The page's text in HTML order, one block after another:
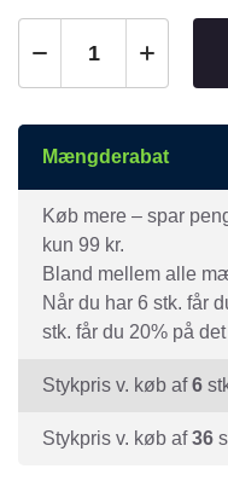
Mængderabat
Køb mere – spar
kun 99 kr.
Bland mellem alle
Når du har 6 stk. får
stk. får du 20% på
Stykpris v. køb af6
Stykpris v. køb af36